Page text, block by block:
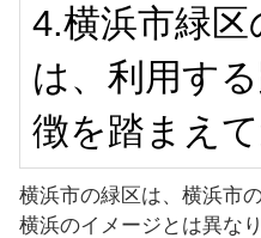
4.横浜市緑区
は、利用す
徴を踏まえ
横浜市の緑区は、横浜市
横浜のイメージとは異な